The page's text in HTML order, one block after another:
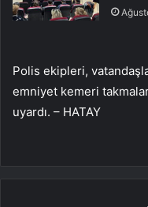
Polis ekipleri,
emniyet kemeri
uyardı. – HATAY